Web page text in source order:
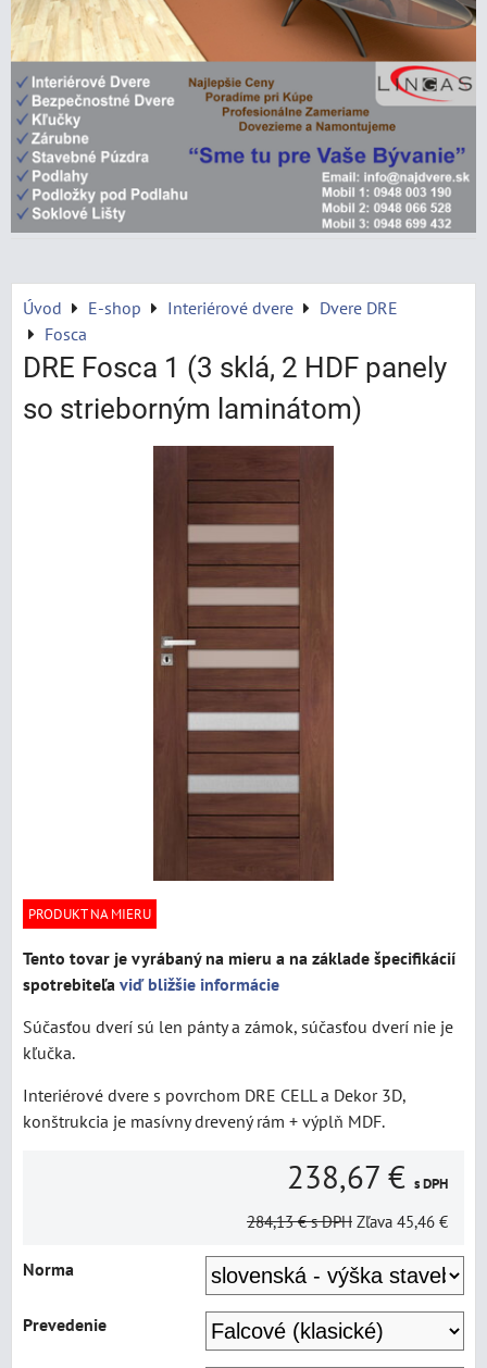
Úvod E-shop Interiérové dvere
Dvere DRE
Fosca
DRE Fosca 1 (3 sklá, 2 HDF panely
so strieborným laminátom)
PRODUKT NA MIERU
Tento tovar je vyrábaný na mieru a na základe špecifikácií
spotrebiteľa viď bližšie informácie
Súčasťou dverí sú len pánty a zámok, súčasťou dverí nie je
kľučka.
Interiérové dvere s povrchom DRE CELL a Dekor 3D,
konštrukcia je masívny drevený rám + výplň MDF.
238,67 € s DPH
284,13 € s DPH Zľava 45,46 €
Norma
Prevedenie